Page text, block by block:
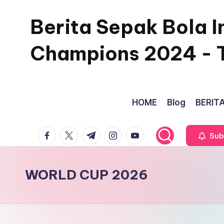
content
Berita Sepak Bola
Champions 2024 -
HOME Blog
facebook.com
twitter.com
t.me instagram.com
youtube.com
WORLD CUP 2026